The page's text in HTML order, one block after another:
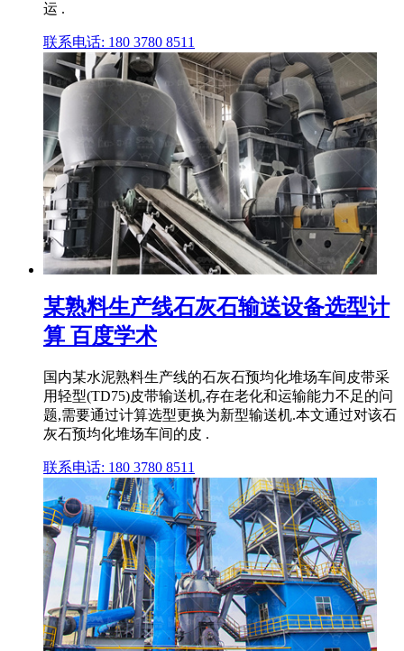
运 .
联系电话: 180 3780 8511
某熟料生产线石灰石输送设备选型计
算 百度学术
国内某水泥熟料生产线的石灰石预均化堆场车间皮带采
用轻型(TD75)皮带输送机,存在老化和运输能力不足的问
题,需要通过计算选型更换为新型输送机.本文通过对该石
灰石预均化堆场车间的皮 .
联系电话: 180 3780 8511